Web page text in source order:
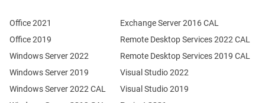
Office 2021
Office 2019
Windows Server 2022
Windows Server 2019
Windows Server 2022 CAL
Remote Desktop Services 2022 CAL
Remote Desktop Services 2019 CAL
Exchange Server 2016 CAL
Visual Studio 2022
Visual Studio 2019